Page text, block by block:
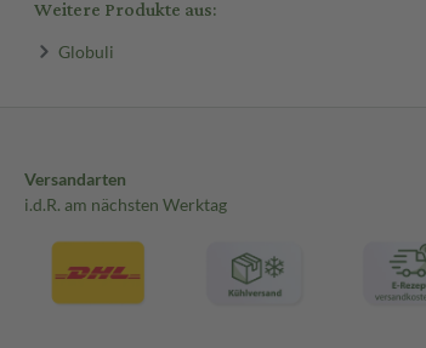
Weitere Produkte aus:
Globuli
Versandarten
i.d.R. am nächsten Werktag